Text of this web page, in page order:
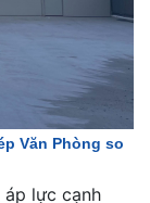
Văn Phòng so
áp lực cạnh